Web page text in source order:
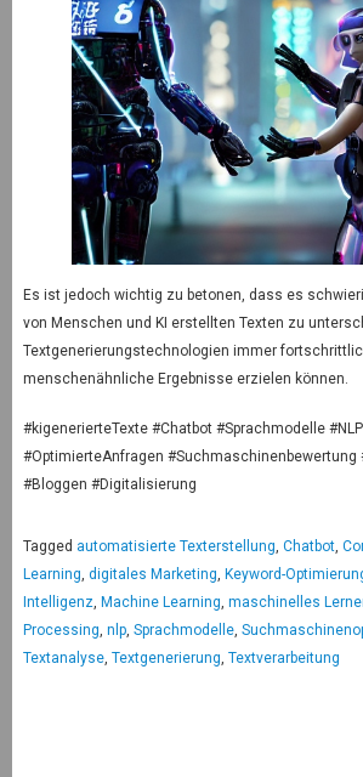
Es ist jedoch wichtig zu betonen, dass es
von Menschen und KI erstellten Texten zu
Textgenerierungstechnologien immer
menschenähnliche Ergebnisse erzielen können.
#kigenerierteTexte #Chatbot #Sprachmodelle
#OptimierteAnfragen #Suchmaschinenbewertung
#Bloggen #Digitalisierung
Tagged automatisierte Texterstellung Chatbot,
Learning digitales Marketing Keyword-
Intelligenz Machine Learning maschinelles
Processing nlp, Sprachmodelle,
Textanalyse, Textgenerierung Textverarbeitung